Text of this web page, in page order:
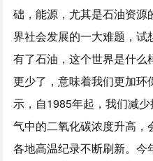
础，能源，尤其是石油资
界社会发展的一大难题，
有了石油，这个世界是什
更少了，意味着我们更加环
示，自1985年起，我们减
气中的二氧化碳浓度升高
各地高温纪录不断刷新。